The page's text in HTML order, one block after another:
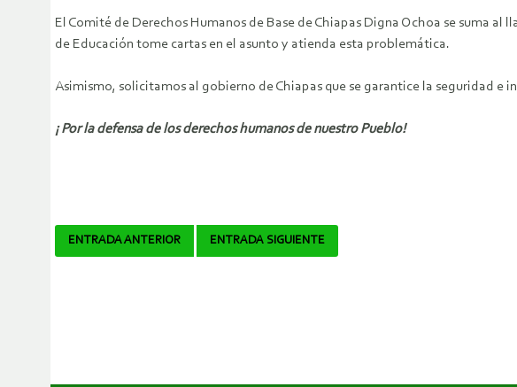
El Comité de Derechos Humanos de Base de Chiapas Digna Ochoa se suma
de Educación tome cartas en el asunto y atienda esta problemática.
Asimismo, solicitamos al gobierno de Chiapas que se garantice la seguridad e
¡ Por la defensa de los derechos humanos de nuestro Pueblo!
Navegador
ENTRADA ANTERIOR ENTRADA SIGUIENTE